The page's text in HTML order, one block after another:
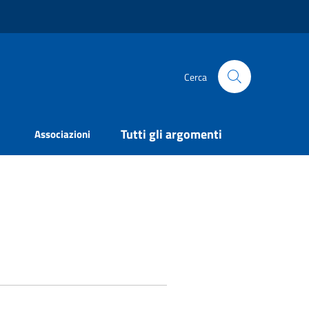
Cerca
Associazioni Tutti gli argomenti